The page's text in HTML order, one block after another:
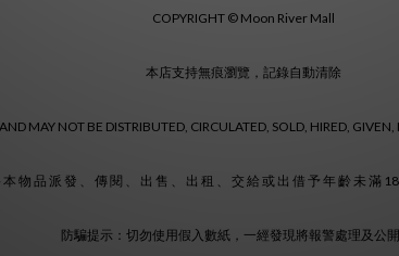
COPYRIGHT © Moon River Mall
本店支持無痕瀏覽，記錄自動清除
MAY NOT BE DISTRIBUTED, CIRCULATED, SOLD, HIRED,
物 品 派 發 、 傳 閱 、 出 售 、 出 租 、 交 給 或 出 借 予 年 齡 未 滿
防騙提示：切勿使用假入數紙，一經發現將報警處理及公